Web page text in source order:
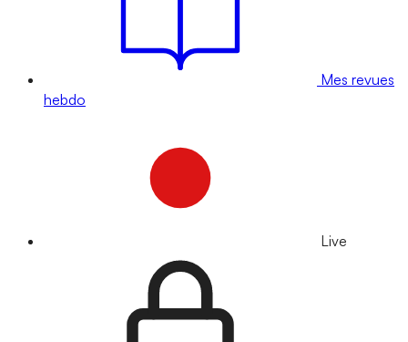
Mes revues
hebdo
Live